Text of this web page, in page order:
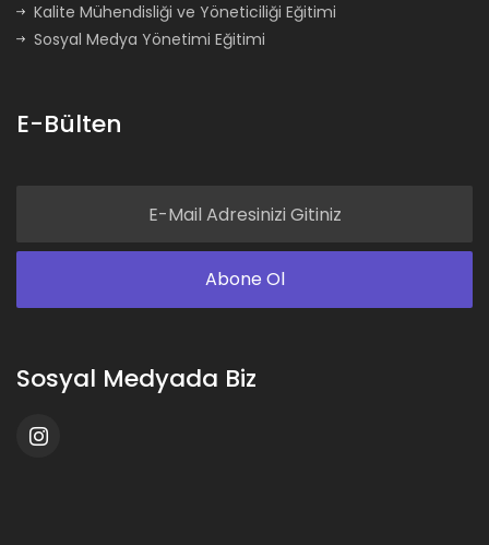
Kalite Mühendisliği ve Yöneticiliği Eğitimi
Sosyal Medya Yönetimi Eğitimi
E-Bülten
Sosyal Medyada Biz